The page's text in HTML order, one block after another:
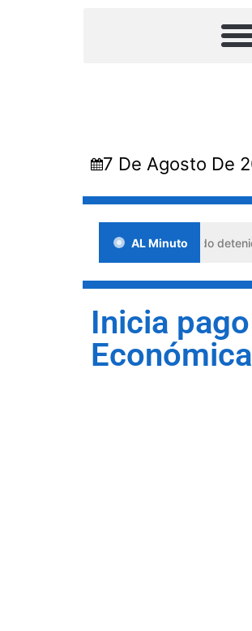
7 De Agosto De
AL Minuto
Falso abogado detenido en
Inicia